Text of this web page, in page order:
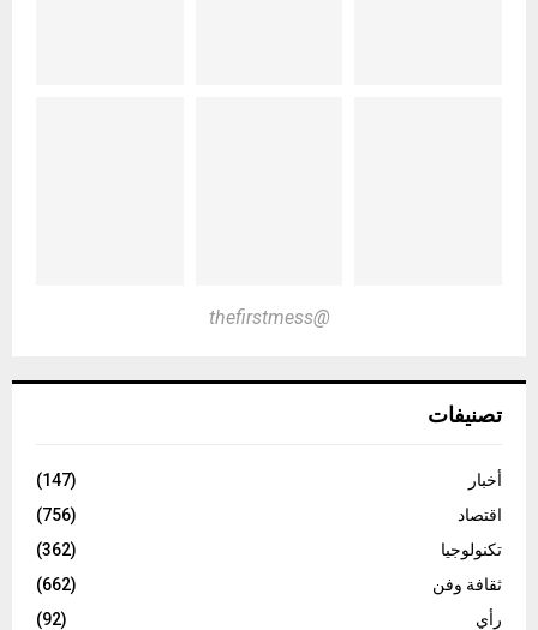
@thefirstmess
تصنيفات
أخبار
(147)
اقتصاد
(756)
تكنولوجيا
(362)
ثقافة وفن
(662)
رأي
(92)